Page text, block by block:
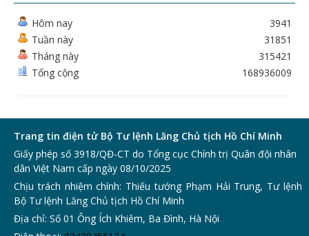
Hôm nay
Tuần này
Tháng này
Tổng cộng
3941
31851
315421
168936009
Trang tin điện tử Bộ Tư lệnh Lăng Chủ tịch Hồ Chí Minh
Giấy phép số 3918/QĐ-CT do Tổng cục Chính trị Quân đội nhân
dân Việt Nam cấp ngày 08/10/2025
Chịu trách nhiệm chính: Thiếu tướng Phạm Hải Trung, Tư lệnh
Bộ Tư lệnh Lăng Chủ tịch Hồ Chí Minh
Địa chỉ: Số 01 Ông Ích Khiêm, Ba Đình, Hà Nội